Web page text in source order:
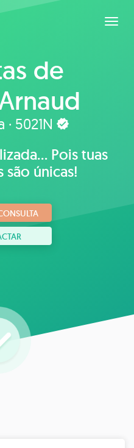
de
5021N
Pois tuas
são únicas!